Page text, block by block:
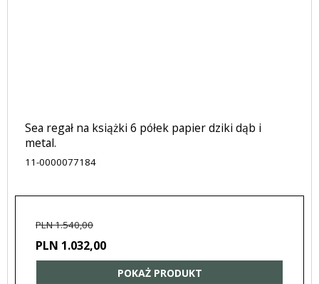
Sea regał na książki 6 półek papier dziki dąb i
metal.
11-0000077184
PLN 1.540,00
PLN 1.032,00
POKAŻ PRODUKT